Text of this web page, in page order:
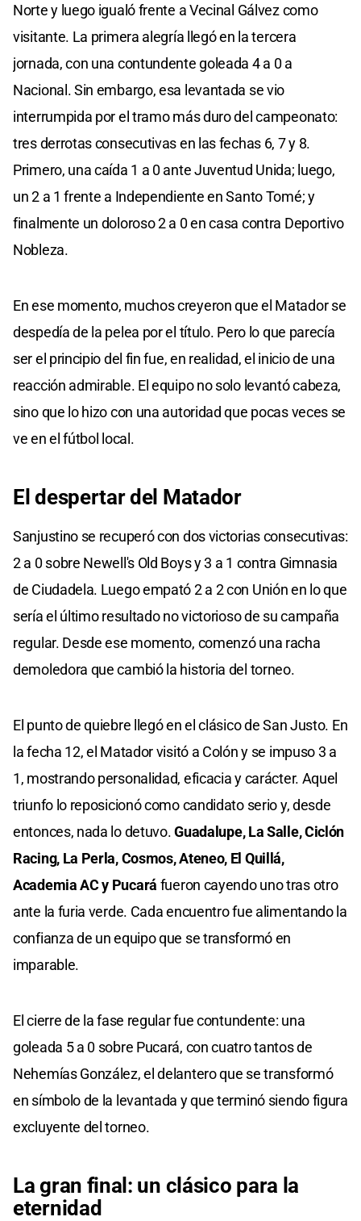
Norte y luego igualó frente a Vecinal Gálvez como
visitante. La primera alegría llegó en la tercera
jornada, con una contundente goleada 4 a 0 a
Nacional. Sin embargo, esa levantada se vio
interrumpida por el tramo más duro del campeonato:
tres derrotas consecutivas en las fechas 6, 7 y 8.
Primero, una caída 1 a 0 ante Juventud Unida; luego,
un 2 a 1 frente a Independiente en Santo Tomé; y
finalmente un doloroso 2 a 0 en casa contra Deportivo
Nobleza.
En ese momento, muchos creyeron que el Matador se
despedía de la pelea por el título. Pero lo que parecía
ser el principio del fin fue, en realidad, el inicio de una
reacción admirable. El equipo no solo levantó cabeza,
sino que lo hizo con una autoridad que pocas veces se
ve en el fútbol local.
El despertar del Matador
Sanjustino se recuperó con dos victorias consecutivas:
2 a 0 sobre Newell's Old Boys y 3 a 1 contra Gimnasia
de Ciudadela. Luego empató 2 a 2 con Unión en lo que
sería el último resultado no victorioso de su campaña
regular. Desde ese momento, comenzó una racha
demoledora que cambió la historia del torneo.
El punto de quiebre llegó en el clásico de San Justo. En
la fecha 12, el Matador visitó a Colón y se impuso 3 a
1, mostrando personalidad, eficacia y carácter. Aquel
triunfo lo reposicionó como candidato serio y, desde
entonces, nada lo detuvo.Guadalupe, La Salle, Ciclón
Racing, La Perla, Cosmos, Ateneo, El Quillá,
Academia AC y Pucará fueron cayendo uno tras otro
ante la furia verde. Cada encuentro fue alimentando la
confianza de un equipo que se transformó en
imparable.
El cierre de la fase regular fue contundente: una
goleada 5 a 0 sobre Pucará, con cuatro tantos de
Nehemías González, el delantero que se transformó
en símbolo de la levantada y que terminó siendo figura
excluyente del torneo.
La gran final: un clásico para la
eternidad